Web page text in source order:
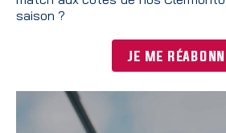
saison ?
Je me